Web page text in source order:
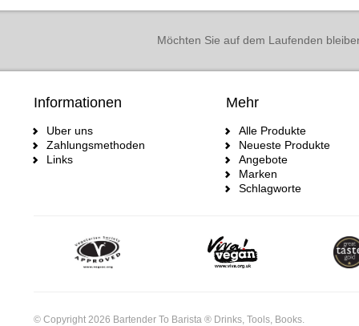
Möchten Sie auf dem Laufenden
Informationen
Uber uns
Zahlungsmethoden
Links
Mehr
Alle Produkte
Neueste Produkte
Angebote
Marken
Schlagworte
© Copyright 2026 Bartender To Barista ® Drinks, Tools, Books.